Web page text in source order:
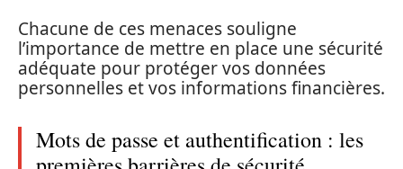
Chacune de ces menaces souligne
l’importance de mettre en place une sécurité
adéquate pour protéger vos données
personnelles et vos informations financières.
Mots de passe et authentification : les